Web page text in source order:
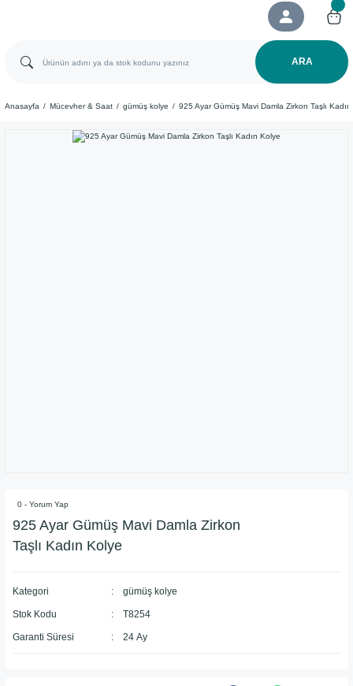
ARA
Anasayfa Mücevher & Saat gümüş kolye 925 Ayar Gümüş Mavi Damla Zirkon Taşlı
0 - Yorum Yap
925 Ayar Gümüş Mavi Damla Zirkon
Taşlı Kadın Kolye
Kategori gümüş kolye
Stok Kodu T8254
Garanti Süresi 24 Ay